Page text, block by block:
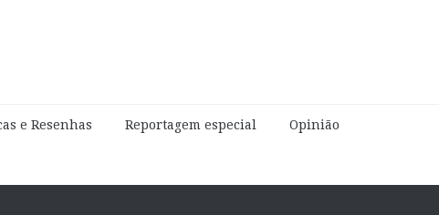
e Resenhas Reportagem especial Opinião